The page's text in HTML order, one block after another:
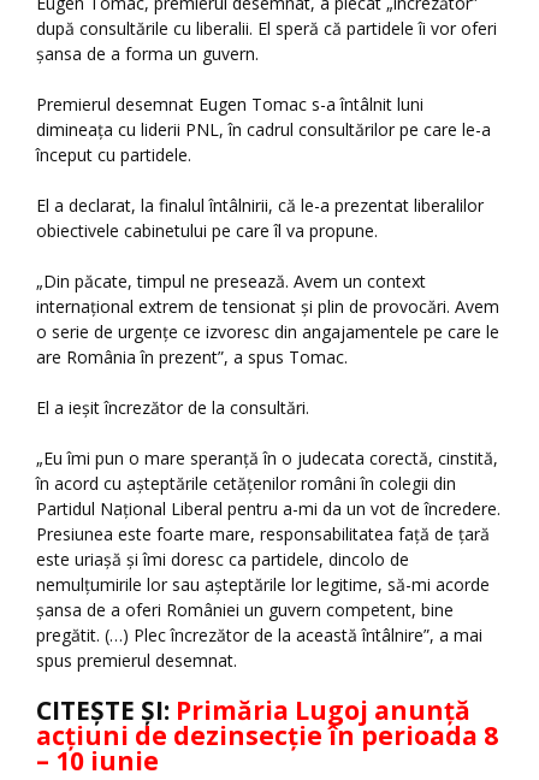
după consultările cu liberalii. El speră că partidele îi vor oferi
șansa de a forma un guvern.
Premierul desemnat Eugen Tomac s-a întâlnit luni
dimineața cu liderii PNL, în cadrul consultărilor pe care le-a
început cu partidele.
El a declarat, la finalul întâlnirii, că le-a prezentat liberalilor
obiectivele cabinetului pe care îl va propune.
„Din păcate, timpul ne presează. Avem un context
internațional extrem de tensionat și plin de provocări. Avem
o serie de urgențe ce izvoresc din angajamentele pe care le
are România în prezent”, a spus Tomac.
El a ieșit încrezător de la consultări.
„Eu îmi pun o mare speranță în o judecata corectă, cinstită,
în acord cu așteptările cetățenilor români în colegii din
Partidul Național Liberal pentru a-mi da un vot de încredere.
Presiunea este foarte mare, responsabilitatea față de țară
este uriașă și îmi doresc ca partidele, dincolo de
nemulțumirile lor sau așteptările lor legitime, să-mi acorde
șansa de a oferi României un guvern competent, bine
pregătit. (…) Plec încrezător de la această întâlnire”, a mai
spus premierul desemnat.
CITEȘTE ȘI: Primăria Lugoj anunță
acțiuni de dezinsecție în perioada 8
– 10 iunie